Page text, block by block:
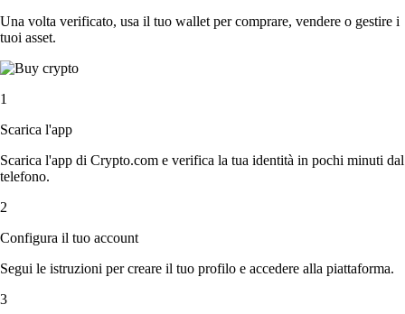
Una volta verificato, usa il tuo wallet per comprare, vendere o gestire i
tuoi asset.
1
Scarica l'app
Scarica l'app di Crypto.com e verifica la tua identità in pochi minuti dal
telefono.
2
Configura il tuo account
Segui le istruzioni per creare il tuo profilo e accedere alla piattaforma.
3